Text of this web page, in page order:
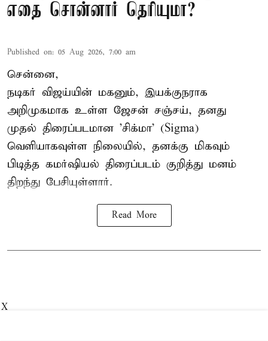
எதை சொன்னார் தெரியுமா?
Published on: 05 Aug 2026, 7:00 am
சென்னை,
நடிகர் விஜய்யின் மகனும், இயக்குநராக
அறிமுகமாக உள்ள ஜேசன் சஞ்சய், தனது
முதல் திரைப்படமான 'சிக்மா' (Sigma)
வெளியாகவுள்ள நிலையில், தனக்கு மிகவும்
பிடித்த கமர்ஷியல் திரைப்படம் குறித்து மனம்
திறந்து பேசியுள்ளார்.
Read More
X